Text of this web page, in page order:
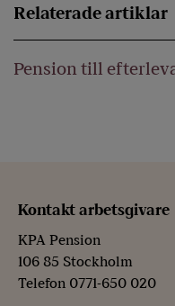
Relaterade artiklar
Pension till
Kontakt arbetsgivare
KPA Pension
106 85 Stockholm
Telefon 0771-650 020